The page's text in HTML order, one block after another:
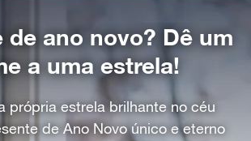
de ano novo? Dê um
a uma estrela!
própria estrela brilhante no céu
de Ano Novo único e eterno